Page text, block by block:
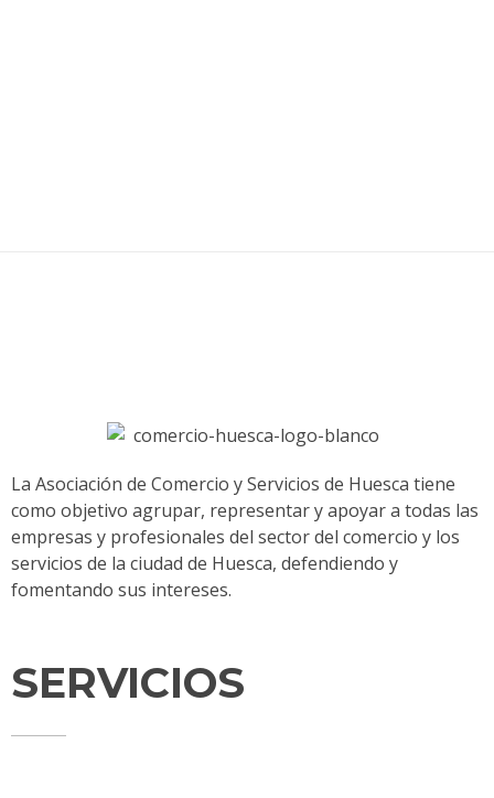
La Asociación de Comercio y Servicios de Huesca tiene
como objetivo agrupar, representar y apoyar a todas las
empresas y profesionales del sector del comercio y los
servicios de la ciudad de Huesca, defendiendo y
fomentando sus intereses.
SERVICIOS